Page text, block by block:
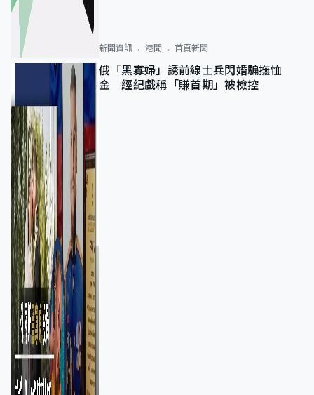
新聞資訊 港聞 首頁新聞
俄「黑寡婦」誘前線士兵閃婚騙撫恤
金 經紀戲稱「賺首期」被檢控